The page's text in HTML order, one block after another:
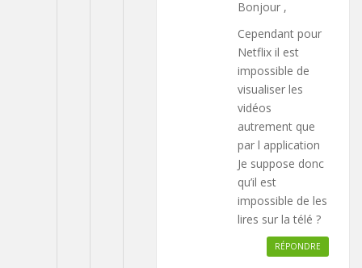
Bonjour ,
Cependant pour
Netflix il est
impossible de
visualiser les
vidéos
autrement que
par l application
Je suppose donc
qu’il est
impossible de les
lires sur la télé ?
RÉPONDRE